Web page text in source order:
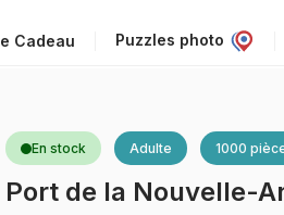
Cadeau Puzzles photo
En stock Adulte 1000
Port de la Nouvelle-